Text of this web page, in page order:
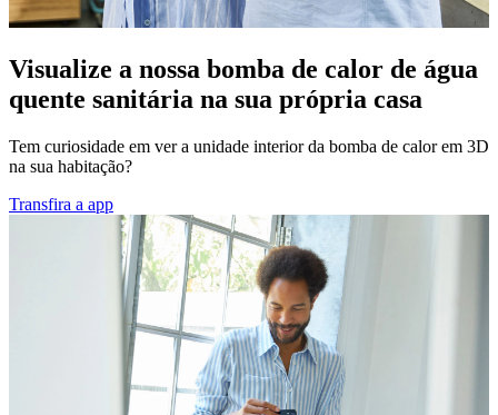
Visualize a nossa bomba de calor de água
quente sanitária na sua própria casa
Tem curiosidade em ver a unidade interior da bomba de calor em 3D
na sua habitação?
Transfira a app